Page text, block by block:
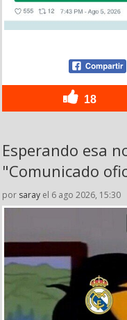
18
Esperando esa
"Comunicado
por saray el 6 ago 2026, 15:30